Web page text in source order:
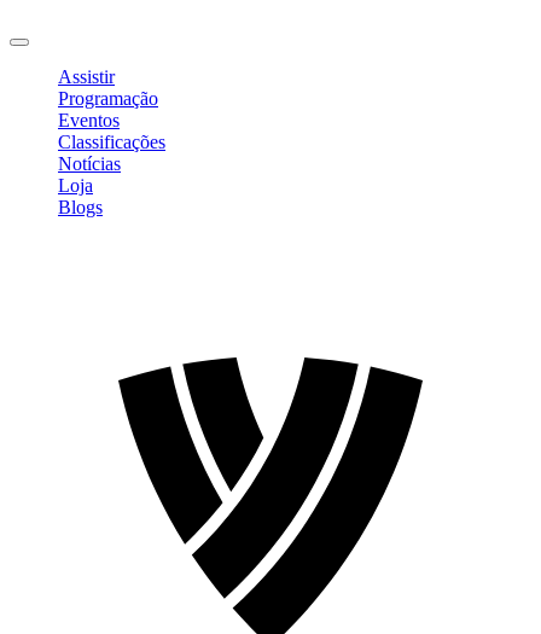
Assistir
Programação
Eventos
Classificações
Notícias
Loja
Blogs